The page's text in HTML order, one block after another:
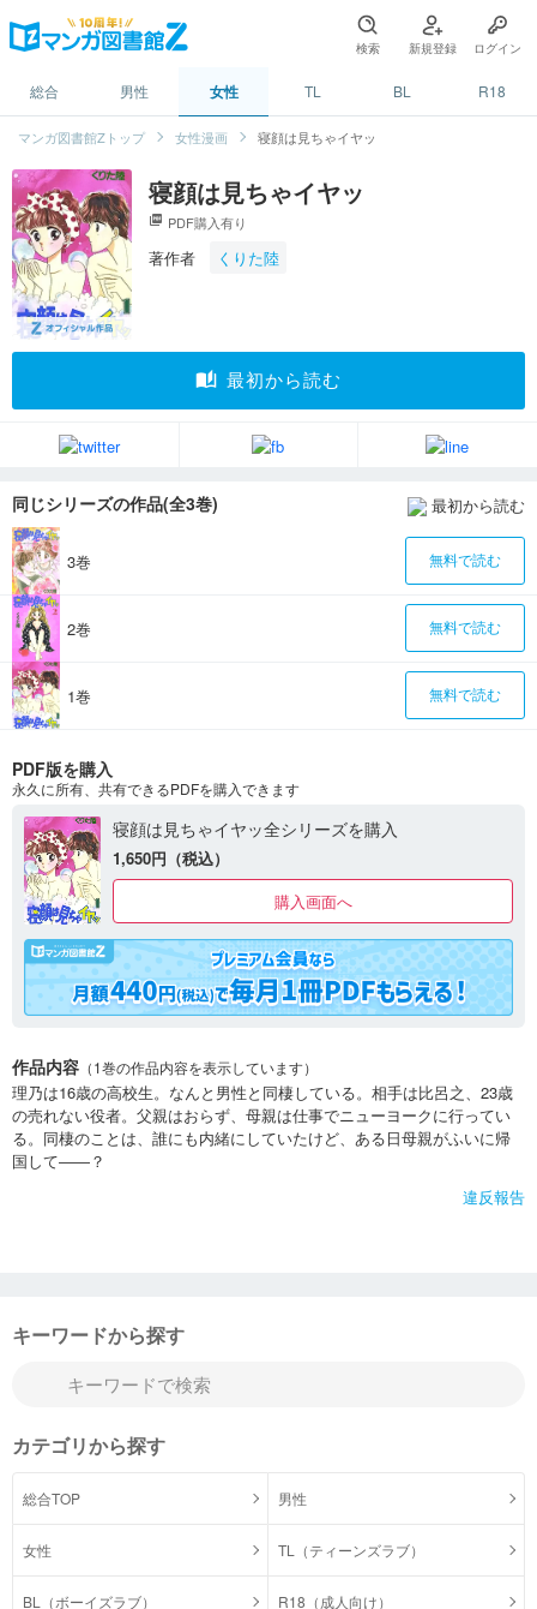
検索 新規登録 ログイン
総合 男性 女性 TL BL R18
マンガ図書館Zトップ 女性漫画 寝顔は見ちゃイヤッ
寝顔は見ちゃイヤッ
picture_as_pdf PDF購入有り
著作者 くりた陸
auto_stories 最初から読む
同じシリーズの作品(全3巻) 最初から読む
3巻 無料で読む
2巻 無料で読む
1巻 無料で読む
PDF版を購入
永久に所有、共有できるPDFを購入できます
寝顔は見ちゃイヤッ全シリーズを購入
1,650円（税込）
購入画面へ
作品内容 （1巻の作品内容を表示しています）
理乃は16歳の高校生。なんと男性と同棲している。相手は比呂之、23歳
の売れない役者。父親はおらず、母親は仕事でニューヨークに行ってい
る。同棲のことは、誰にも内緒にしていたけど、ある日母親がふいに帰
国して――？
違反報告
キーワードから探す
カテゴリから探す
総合TOP 男性
女性 TL（ティーンズラブ）
BL（ボーイズラブ） R18（成人向け）